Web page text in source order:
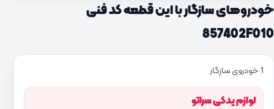
خودروهای سازگار با این قطعه کد فنی
857402F010
1 خودروی سازگار
لوازم یدکی سراتو